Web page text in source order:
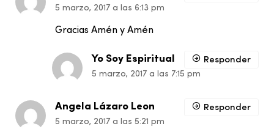
5 marzo, 2017 a las 6:13 pm
Gracias Amén y Amén
Yo Soy Espiritual
5 marzo, 2017 a las 7:15 pm
Responder
Angela Lázaro Leon
5 marzo, 2017 a las 5:21 pm
Responder